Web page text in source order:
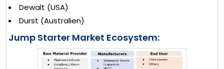
Dewalt (USA)
Durst (Australien)
Jump Starter Market Ecosystem: